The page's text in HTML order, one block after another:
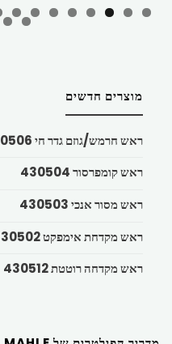
מוצרים חדשים
ראש חרמש/גוזם גדר חי 430506
ראש קומפרסור 430504
ראש מסור אנכי 430503
ראש מקדחת אימפקט 430502
ראש מקדחה רוטטת 430512